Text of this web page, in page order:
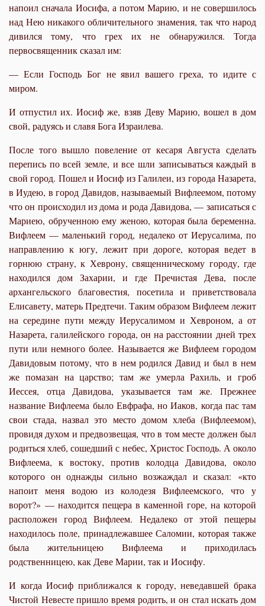
напоил сначала Иосифа, а потом Марию, и не совершилось
над Нею никакого обличительного знамения, так что народ
дивился тому, что грех их не обнаружился. Тогда
первосвященник сказал им:
— Если Господь Бог не явил вашего греха, то идите с
миром.
И отпустил их. Иосиф же, взяв Деву Марию, вошел в дом
свой, радуясь и славя Бога Израилева.
После того вышло повеление от кесаря Августа сделать
перепись по всей земле, и все шли записываться каждый в
свой город. Пошел и Иосиф из Галилеи, из города Назарета,
в Иудею, в город Давидов, называемый Вифлеемом, потому
что он происходил из дома и рода Давидова, — записаться с
Мариею, обрученною ему женою, которая была беременна.
Вифлеем — маленький город, недалеко от Иерусалима, по
направлению к югу, лежит при дороге, которая ведет в
горнюю страну, к Хеврону, священническому городу, где
находился дом Захарии, и где Пречистая Дева, после
архангельского благовестия, посетила и приветствовала
Елисавету, матерь Предтечи. Таким образом Вифлеем лежит
на середине пути между Иерусалимом и Хевроном, а от
Назарета, галилейского города, он на расстоянии дней трех
пути или немного более. Называется же Вифлеем городом
Давидовым потому, что в нем родился Давид и был в нем
же помазан на царство; там же умерла Рахиль, и гроб
Иессея, отца Давидова, указывается там же. Прежнее
название Вифлеема было Евфрафа, но Иаков, когда пас там
свои стада, назвал это место домом хлеба (Вифлеемом),
провидя духом и предвозвещая, что в том месте должен был
родиться хлеб, сошедший с небес, Христос Господь. А около
Вифлеема, к востоку, против колодца Давидова, около
которого он однажды сильно возжаждал и сказал: «кто
напоит меня водою из колодезя Вифлеемского, что у
ворот?» — находится пещера в каменной горе, на которой
расположен город Вифлеем. Недалеко от этой пещеры
находилось поле, принадлежавшее Саломии, которая также
была жительницею Вифлеема и приходилась
родственницею, как Деве Марии, так и Иосифу.
И когда Иосиф приближался к городу, неведавшей брака
Чистой Невесте пришло время родить, и он стал искать дом